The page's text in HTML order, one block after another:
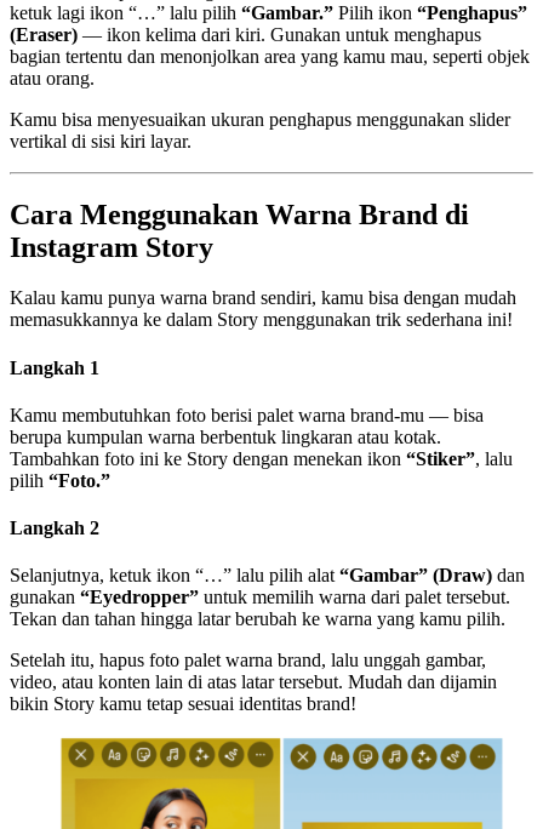
ketuk lagi ikon “…” lalu pilih “Gambar.” Pilih ikon “Penghapus”
(Eraser) — ikon kelima dari kiri. Gunakan untuk menghapus
bagian tertentu dan menonjolkan area yang kamu mau, seperti objek
atau orang.
Kamu bisa menyesuaikan ukuran penghapus menggunakan slider
vertikal di sisi kiri layar.
Cara Menggunakan Warna Brand di
Instagram Story
Kalau kamu punya warna brand sendiri, kamu bisa dengan mudah
memasukkannya ke dalam Story menggunakan trik sederhana ini!
Langkah 1
Kamu membutuhkan foto berisi palet warna brand-mu — bisa
berupa kumpulan warna berbentuk lingkaran atau kotak.
Tambahkan foto ini ke Story dengan menekan ikon “Stiker”, lalu
pilih “Foto.”
Langkah 2
Selanjutnya, ketuk ikon “…” lalu pilih alat“Gambar” (Draw) dan
gunakan “Eyedropper” untuk memilih warna dari palet tersebut.
Tekan dan tahan hingga latar berubah ke warna yang kamu pilih.
Setelah itu, hapus foto palet warna brand, lalu unggah gambar,
video, atau konten lain di atas latar tersebut. Mudah dan dijamin
bikin Story kamu tetap sesuai identitas brand!